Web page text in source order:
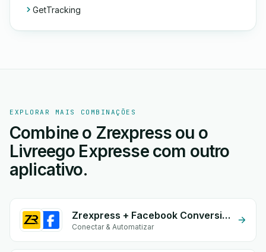
GetTracking
EXPLORAR MAIS COMBINAÇÕES
Combine o Zrexpress ou o
Livreego Expresse com outro
aplicativo.
Zrexpress + Facebook Conversion API (CAPI)
Conectar & Automatizar